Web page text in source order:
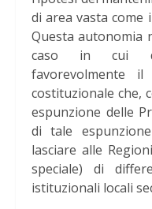
di area vasta come
Questa autonomia
caso in cui
favorevolmente
costituzionale che,
espunzione delle
di tale
lasciare alle
speciale) di
istituzionali locali